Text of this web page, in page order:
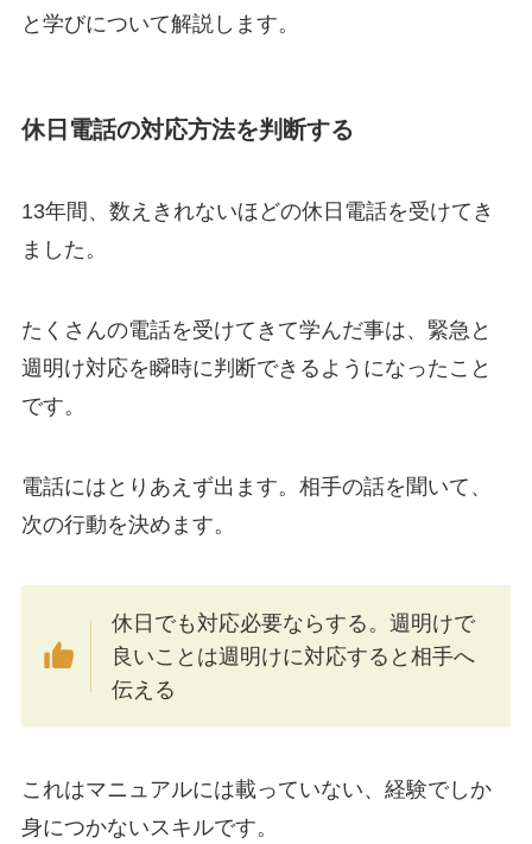
と学びについて解説します。
休日電話の対応方法を判断する
13年間、数えきれないほどの休日電話を受けてき
ました。
たくさんの電話を受けてきて学んだ事は、緊急と
週明け対応を瞬時に判断できるようになったこと
です。
電話にはとりあえず出ます。相手の話を聞いて、
次の行動を決めます。
休日でも対応必要ならする。週明けで
良いことは週明けに対応すると相手へ
伝える
これはマニュアルには載っていない、経験でしか
身につかないスキルです。